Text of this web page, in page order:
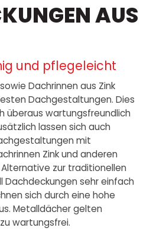
AUS
und pflegeleicht
Dachrinnen aus Zink
Dachgestaltungen. Dies
überaus wartungsfreundlich
lassen sich auch
mit
Zink und anderen
zur traditionellen
Dachdeckungen sehr einfach
sich durch eine hohe
Metalldächer gelten
wartungsfrei.